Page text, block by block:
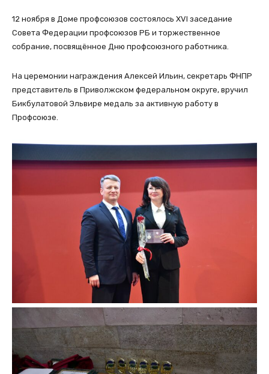
12 ноября в Доме профсоюзов состоялось XVI заседание
Совета Федерации профсоюзов РБ и торжественное
собрание, посвящённое Дню профсоюзного работника.
На церемонии награждения Алексей Ильин, секретарь ФНПР
представитель в Приволжском федеральном округе, вручил
Бикбулатовой Эльвире медаль за активную работу в
Профсоюзе.